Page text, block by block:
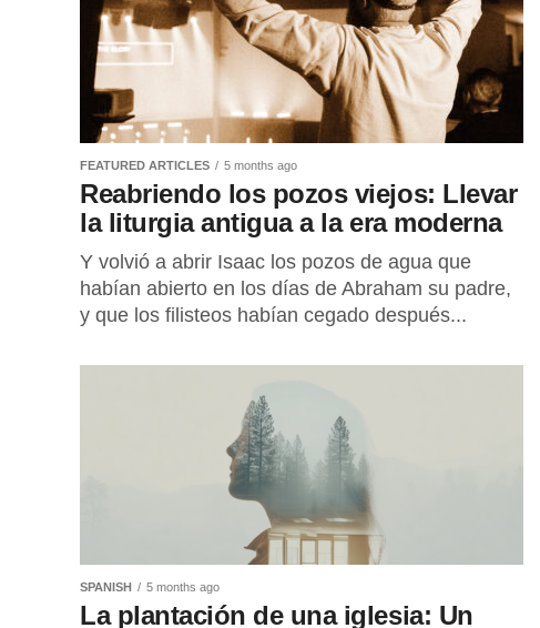
FEATURED ARTICLES 5 months ago
Reabriendo los pozos viejos: Llevar
la liturgia antigua a la era moderna
Y volvió a abrir Isaac los pozos de agua que
habían abierto en los días de Abraham su padre,
y que los filisteos habían cegado después...
SPANISH 5 months ago
La plantación de una iglesia: Un